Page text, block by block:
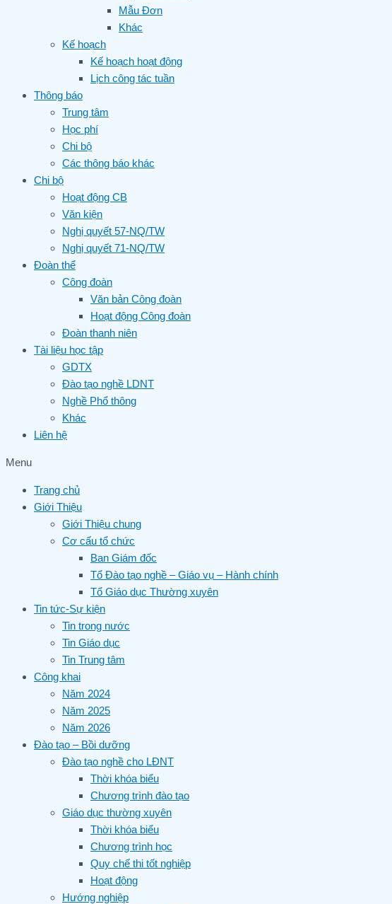
Mẫu Đơn
Khác
Kế hoạch
Kế hoạch hoạt động
Lịch công tác tuần
Thông báo
Trung tâm
Học phí
Chi bộ
Các thông báo khác
Chi bộ
Hoạt động CB
Văn kiện
Nghị quyết 57-NQ/TW
Nghị quyết 71-NQ/TW
Đoàn thể
Công đoàn
Văn bản Công đoàn
Hoạt động Công đoàn
Đoàn thanh niên
Tài liệu học tập
GDTX
Đào tạo nghề LDNT
Nghề Phổ thông
Khác
Liên hệ
Menu
Trang chủ
Giới Thiệu
Giới Thiệu chung
Cơ cấu tổ chức
Ban Giám đốc
Tổ Đào tạo nghề – Giáo vụ – Hành chính
Tổ Giáo dục Thường xuyên
Tin tức-Sự kiện
Tin trong nước
Tin Giáo dục
Tin Trung tâm
Công khai
Năm 2024
Năm 2025
Năm 2026
Đào tạo – Bồi dưỡng
Đào tạo nghề cho LĐNT
Thời khóa biểu
Chương trình đào tạo
Giáo dục thường xuyên
Thời khóa biểu
Chương trình học
Quy chế thi tốt nghiệp
Hoạt động
Hướng nghiệp